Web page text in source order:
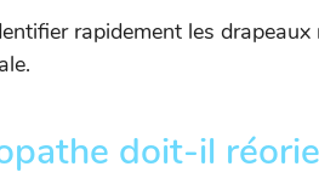
rapidement les
doit-il